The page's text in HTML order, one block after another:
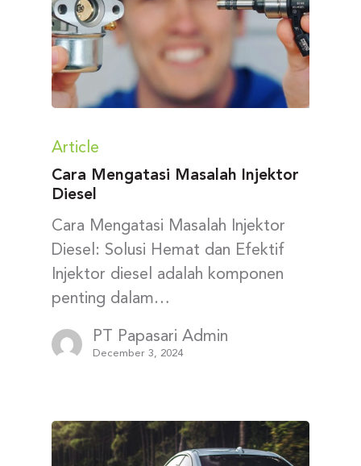
Article
Cara Mengatasi Masalah Injektor
Diesel
Cara Mengatasi Masalah Injektor
Diesel: Solusi Hemat dan Efektif
Injektor diesel adalah komponen
penting dalam…
PT Papasari Admin
December 3, 2024